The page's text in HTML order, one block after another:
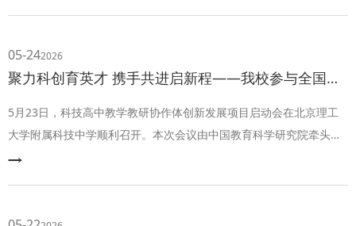
等奖的优异成绩，尽显新时代青少年的家国情怀与国际视野！
05-242026
聚力科创育英才 携手共进启新程——我校参与全国科技高中教研协作体创新发展项目启动会
5月23日，科技高中教学教研协作体创新发展项目启动会在北京理工
大学附属科技中学顺利召开。本次会议由中国教育科学研究院牵头组
织，全国26所优质中学入选成为项目协作体项目校，我校成功跻身其